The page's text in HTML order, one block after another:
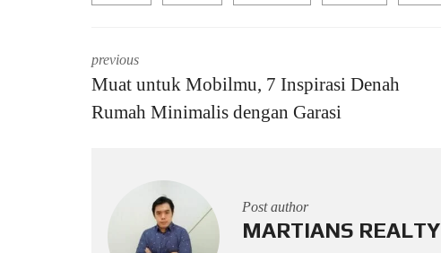
previous
Muat untuk Mobilmu, 7 Inspirasi Denah
Rumah Minimalis dengan Garasi
Post author
MARTIANS REALTY